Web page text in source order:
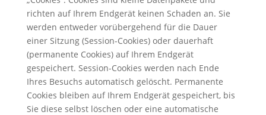
richten auf Ihrem Endgerät keinen Schaden an. Sie
werden entweder vorübergehend für die Dauer
einer Sitzung (Session-Cookies) oder dauerhaft
(permanente Cookies) auf Ihrem Endgerät
gespeichert. Session-Cookies werden nach Ende
Ihres Besuchs automatisch gelöscht. Permanente
Cookies bleiben auf Ihrem Endgerät gespeichert, bis
Sie diese selbst löschen oder eine automatische